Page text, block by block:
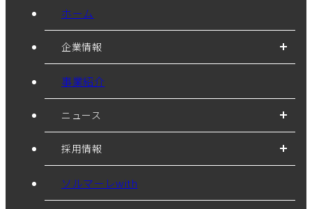
ホーム
企業情報
事業紹介
ニュース
採用情報
ソルマーレwith